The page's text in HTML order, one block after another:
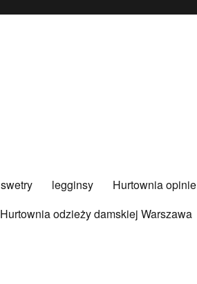
swetry legginsy
Hurtownia opinie
Hurtownia odzieży damskiej Warszawa